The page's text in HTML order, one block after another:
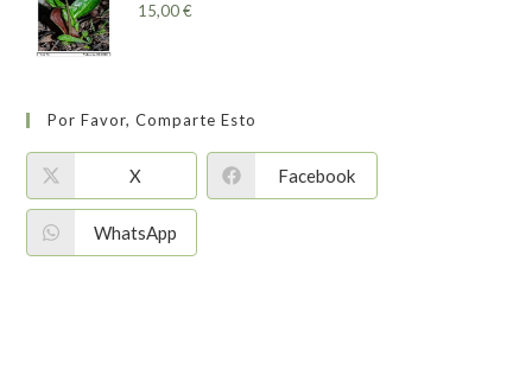
15,00€
Por Favor, Comparte Esto
X Facebook
WhatsApp